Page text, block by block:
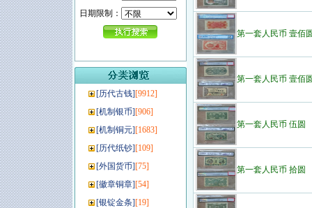
日期限制：
[历代古钱][9912]
[机制银币][906]
[机制铜元][1683]
[历代纸钞][109]
[外国货币][75]
[徽章铜章][54]
[银锭金条][19]
第一套人民币 壹佰
第一套人民币 壹佰
第一套人民币 伍圆
第一套人民币 拾圆